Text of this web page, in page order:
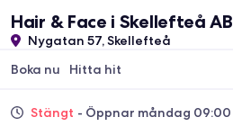
Hair & Face i Skellefteå AB
Nygatan 57, Skellefteå
Boka nu
Hitta hit
Stängt - Öppnar måndag 09:00